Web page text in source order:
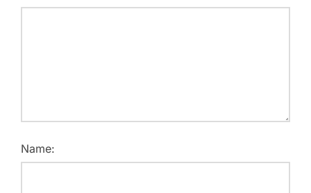
Name: